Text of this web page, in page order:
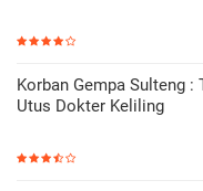
Korban Gempa Sulteng :
Utus Dokter Keliling